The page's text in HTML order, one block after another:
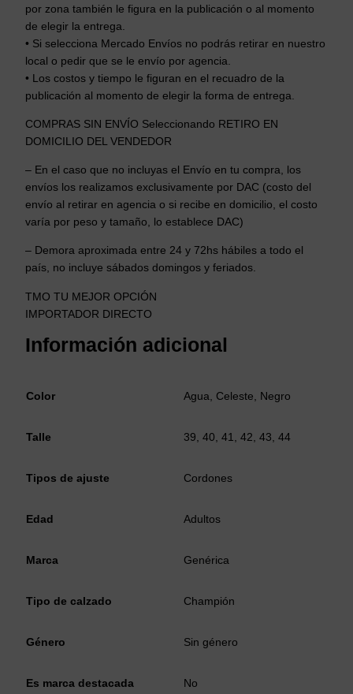
por zona también le figura en la publicación o al momento
de elegir la entrega.
• Si selecciona Mercado Envíos no podrás retirar en nuestro
local o pedir que se le envío por agencia.
• Los costos y tiempo le figuran en el recuadro de la
publicación al momento de elegir la forma de entrega.
COMPRAS SIN ENVÍO Seleccionando RETIRO EN
DOMICILIO DEL VENDEDOR
– En el caso que no incluyas el Envío en tu compra, los
envíos los realizamos exclusivamente por DAC (costo del
envío al retirar en agencia o si recibe en domicilio, el costo
varía por peso y tamaño, lo establece DAC)
– Demora aproximada entre 24 y 72hs hábiles a todo el
país, no incluye sábados domingos y feriados.
TMO TU MEJOR OPCIÓN
IMPORTADOR DIRECTO
Información adicional
Color Agua, Celeste, Negro
Talle 39, 40, 41, 42, 43, 44
Tipos de ajuste Cordones
Edad Adultos
Marca Genérica
Tipo de calzado Champión
Género Sin género
Es marca destacada No